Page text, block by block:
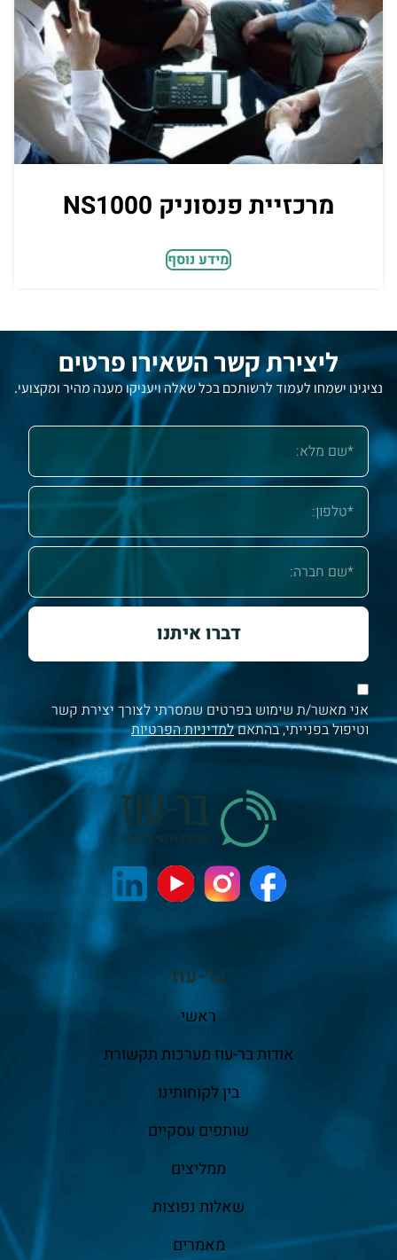
מרכזיית פנסוניק NS1000
מידע נוסף
ליצירת קשר השאירו פרטים
נציגינו ישמחו לעמוד לרשותכם בכל שאלה ויעניקו מענה מהיר ומקצועי.
אני מאשר/ת שימוש בפרטים שמסרתי לצורך יצירת קשר
וטיפול בפנייתי, בהתאםלמדיניות הפרטיות
דברו איתנו
בר-עוז
ראשי
אודות בר-עוז מערכות תקשורת
בין לקוחותינו
שותפים עסקיים
ממליצים
שאלות נפוצות
מאמרים